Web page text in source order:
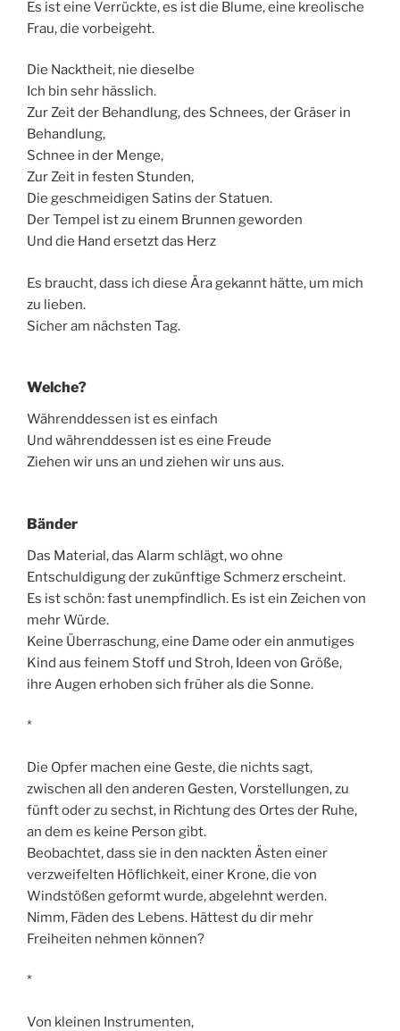
Es ist eine Verrückte, es ist die Blume, eine kreolische
Frau, die vorbeigeht.
Die Nacktheit, nie dieselbe
Ich bin sehr hässlich.
Zur Zeit der Behandlung, des Schnees, der Gräser in
Behandlung,
Schnee in der Menge,
Zur Zeit in festen Stunden,
Die geschmeidigen Satins der Statuen.
Der Tempel ist zu einem Brunnen geworden
Und die Hand ersetzt das Herz
Es braucht, dass ich diese Ära gekannt hätte, um mich
zu lieben.
Sicher am nächsten Tag.
Welche?
Währenddessen ist es einfach
Und währenddessen ist es eine Freude
Ziehen wir uns an und ziehen wir uns aus.
Bänder
Das Material, das Alarm schlägt, wo ohne
Entschuldigung der zukünftige Schmerz erscheint.
Es ist schön: fast unempfindlich. Es ist ein Zeichen von
mehr Würde.
Keine Überraschung, eine Dame oder ein anmutiges
Kind aus feinem Stoff und Stroh, Ideen von Größe,
ihre Augen erhoben sich früher als die Sonne.
*
Die Opfer machen eine Geste, die nichts sagt,
zwischen all den anderen Gesten, Vorstellungen, zu
fünft oder zu sechst, in Richtung des Ortes der Ruhe,
an dem es keine Person gibt.
Beobachtet, dass sie in den nackten Ästen einer
verzweifelten Höflichkeit, einer Krone, die von
Windstößen geformt wurde, abgelehnt werden.
Nimm, Fäden des Lebens. Hättest du dir mehr
Freiheiten nehmen können?
*
Von kleinen Instrumenten,